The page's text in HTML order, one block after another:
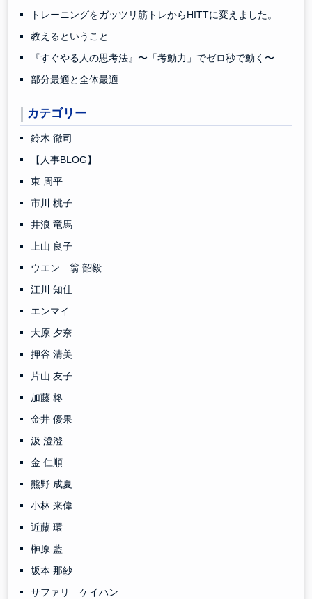
トレーニングをガッツリ筋トレからHITTに変えました。
教えるということ
『すぐやる人の思考法』〜「考動力」でゼロ秒で動く〜
部分最適と全体最適
カテゴリー
鈴木 徹司
【人事BLOG】
東 周平
市川 桃子
井浪 竜馬
上山 良子
ウエン 翁 韶毅
江川 知佳
エンマイ
大原 夕奈
押谷 清美
片山 友子
加藤 柊
金井 優果
汲 澄澄
金 仁順
熊野 成夏
小林 来偉
近藤 環
榊原 藍
坂本 那紗
サファリ ケイハン